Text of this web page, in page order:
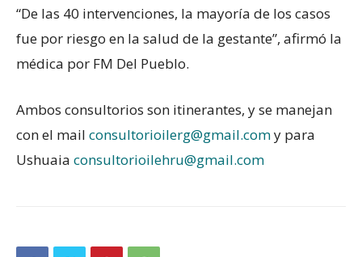
“De las 40 intervenciones, la mayoría de los casos
fue por riesgo en la salud de la gestante”, afirmó la
médica por FM Del Pueblo.
Ambos consultorios son itinerantes, y se manejan
con el mail consultorioilerg@gmail.comy para
Ushuaia consultorioilehru@gmail.com